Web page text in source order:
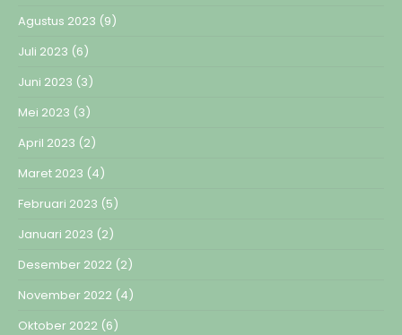
Agustus 2023 (9)
Juli 2023 (6)
Juni 2023 (3)
Mei 2023 (3)
April 2023 (2)
Maret 2023 (4)
Februari 2023 (5)
Januari 2023 (2)
Desember 2022 (2)
November 2022 (4)
Oktober 2022 (6)